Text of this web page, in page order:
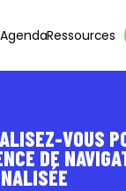
À
Concors -
AgendaRessources
VOUS
DE